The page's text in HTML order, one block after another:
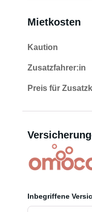
Mietkosten
Kaution
Zusatzfahrer:in
Preis für
Inbegriffene